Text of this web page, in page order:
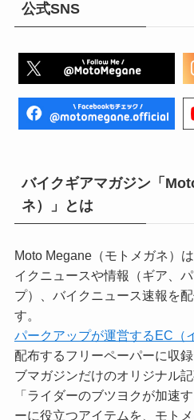
公式SNS
バイクギアマガジン「
ネ）」とは
Moto Megane（モトメガネ）
イクニュースや情報（ギア、
プ）、バイクニュース速報を
す。
パークアップが運営するEC（
配布するフリーペーパーに収
ブマガジンだけのオリジナル
「ライダーのブツヨクが加速
ーに役立つアイテムを、モト